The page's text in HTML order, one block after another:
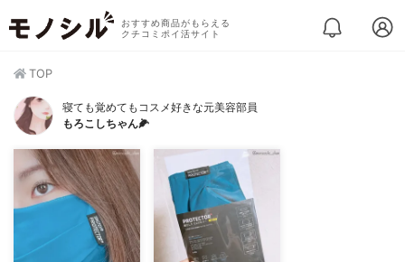
おすすめ商品がもらえる
クチコミポイ活サイト
TOP
寝ても覚めてもコスメ好きな元美容部員
もろこしちゃん🌽